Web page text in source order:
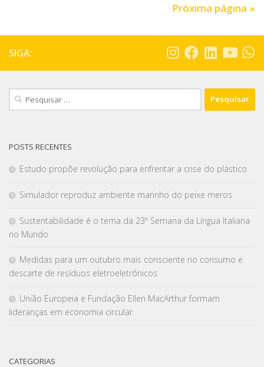
Próxima página »
SIGA:
POSTS RECENTES
Estudo propõe revolução para enfrentar a crise do plástico
Simulador reproduz ambiente marinho do peixe meros
Sustentabilidade é o tema da 23ª Semana da Língua Italiana
no Mundo
Medidas para um outubro mais consciente no consumo e
descarte de resíduos eletroeletrônicos
União Europeia e Fundação Ellen MacArthur formam
lideranças em economia circular
CATEGORIAS